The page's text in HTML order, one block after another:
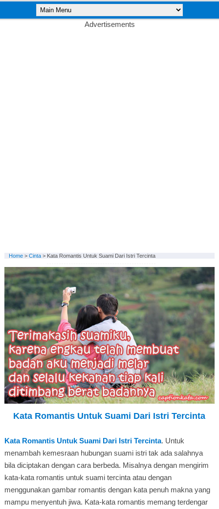
Advertisements
Home> Cinta> Kata Romantis Untuk Suami Dari Istri Tercinta
Kata Romantis Untuk Suami Dari Istri Tercinta
Kata Romantis Untuk Suami Dari Istri Tercinta. Untuk
menambah kemesraan hubungan suami istri tak ada salahnya
bila diciptakan dengan cara berbeda. Misalnya dengan mengirim
kata-kata romantis untuk suami tercinta atau dengan
menggunakan gambar romantis dengan kata penuh makna yang
mampu menyentuh jiwa. Kata-kata romantis memang terdengar